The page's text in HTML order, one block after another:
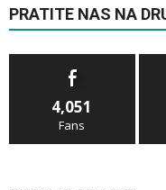
PRATITE NAS NA
4,051
Fans